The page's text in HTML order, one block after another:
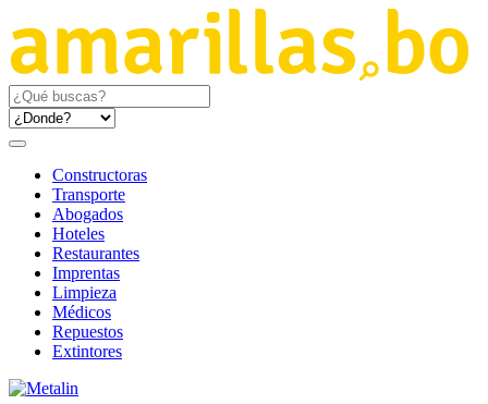
Constructoras
Transporte
Abogados
Hoteles
Restaurantes
Imprentas
Limpieza
Médicos
Repuestos
Extintores